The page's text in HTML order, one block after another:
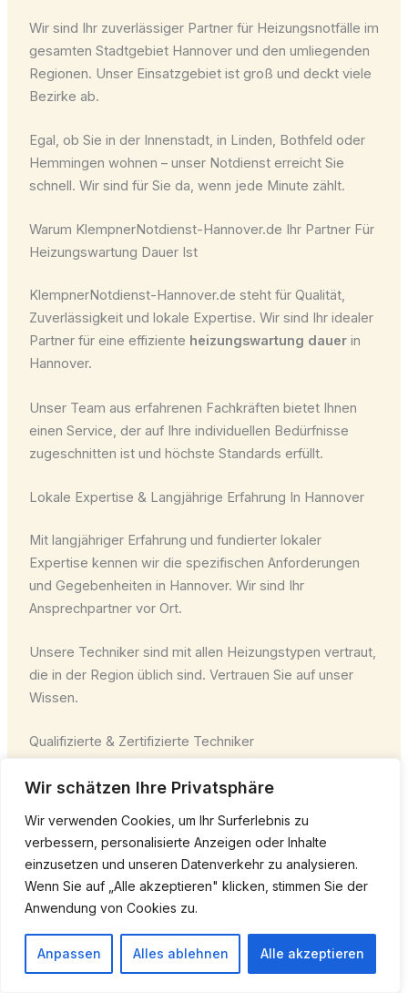
Wir schätzen Ihre Privatsphäre
Wir verwenden Cookies, um Ihr Surferlebnis zu
verbessern, personalisierte Anzeigen oder Inhalte
einzusetzen und unseren Datenverkehr zu analysieren.
Wenn Sie auf „Alle akzeptieren" klicken, stimmen Sie der
Anwendung von Cookies zu.
Anpassen Alles ablehnen Alle akzeptieren
Wir sind Ihr zuverlässiger Partner für Heizungsnotfälle im
gesamten Stadtgebiet Hannover und den umliegenden
Regionen. Unser Einsatzgebiet ist groß und deckt viele
Bezirke ab.
Egal, ob Sie in der Innenstadt, in Linden, Bothfeld oder
Hemmingen wohnen – unser Notdienst erreicht Sie
schnell. Wir sind für Sie da, wenn jede Minute zählt.
Warum KlempnerNotdienst-Hannover.de Ihr Partner Für
Heizungswartung Dauer Ist
KlempnerNotdienst-Hannover.de steht für Qualität,
Zuverlässigkeit und lokale Expertise. Wir sind Ihr idealer
Partner für eine effiziente heizungswartung dauerin
Hannover.
Unser Team aus erfahrenen Fachkräften bietet Ihnen
einen Service, der auf Ihre individuellen Bedürfnisse
zugeschnitten ist und höchste Standards erfüllt.
Lokale Expertise & Langjährige Erfahrung In Hannover
Mit langjähriger Erfahrung und fundierter lokaler
Expertise kennen wir die spezifischen Anforderungen
und Gegebenheiten in Hannover. Wir sind Ihr
Ansprechpartner vor Ort.
Unsere Techniker sind mit allen Heizungstypen vertraut,
die in der Region üblich sind. Vertrauen Sie auf unser
Wissen.
Qualifizierte & Zertifizierte Techniker
Unser Team besteht ausschließlich aus qualifizierten
professionellen Service auf dem neuesten Stand der
Technik.
Regelmäßige Weiterbildungen sichern unser
Fachwissen. So können wir Ihnen stets die beste